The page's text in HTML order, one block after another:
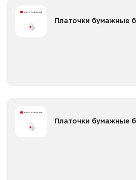
Платочки бумажные
Платочки бумажные